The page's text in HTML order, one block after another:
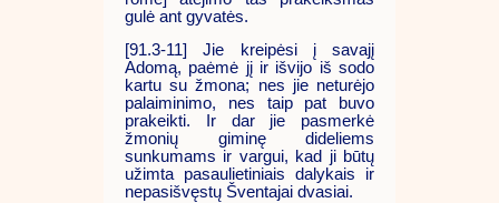
gulė ant gyvatės.
[91.3-11] Jie kreipėsi į savajį
Adomą, paėmė jį ir išvijo iš sodo
kartu su žmona; nes jie neturėjo
palaiminimo, nes taip pat buvo
prakeikti. Ir dar jie pasmerkė
žmonių giminę dideliems
sunkumams ir vargui, kad ji būtų
užimta pasaulietiniais dalykais ir
nepasišvęstų Šventajai dvasiai.